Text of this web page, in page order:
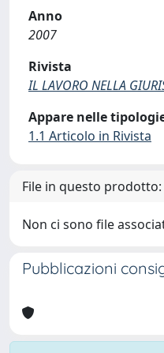
Anno
2007
Rivista
IL LAVORO NELLA
Appare nelle
1.1 Articolo in Rivista
File in questo prodotto:
Non ci sono file
Pubblicazioni